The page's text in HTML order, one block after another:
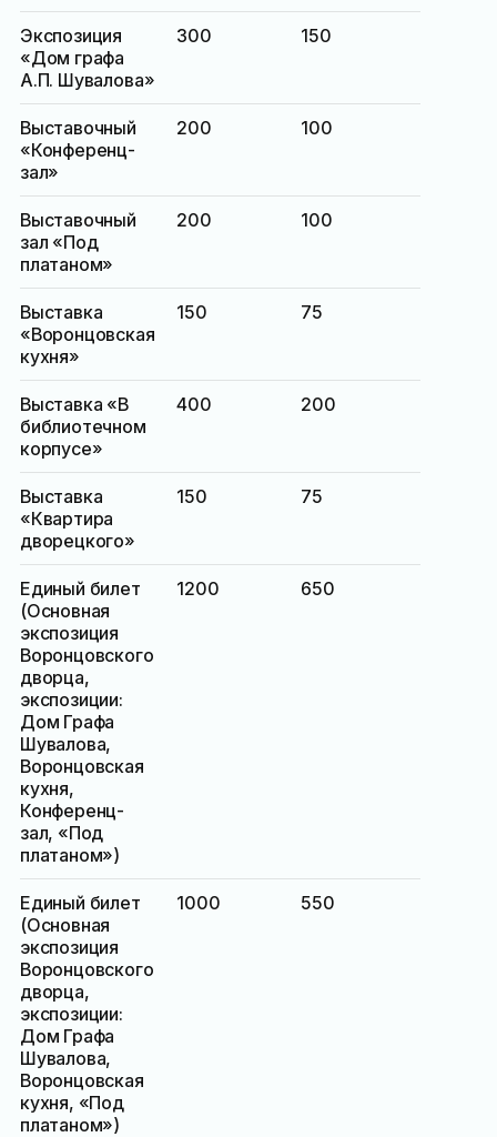
Экспозиция
«Дом графа
А.П. Шувалова»
300 150
Выставочный
«Конференц-
зал»
200 100
Выставочный
зал «Под
платаном»
200 100
Выставка
«Воронцовская
кухня»
150 75
Выставка «В
библиотечном
корпусе»
400 200
Выставка
«Квартира
дворецкого»
150 75
Единый билет
(Основная
экспозиция
Воронцовского
дворца,
экспозиции:
Дом Графа
Шувалова,
Воронцовская
кухня,
Конференц-
зал, «Под
платаном»)
1200 650
Единый билет
(Основная
экспозиция
Воронцовского
дворца,
экспозиции:
Дом Графа
Шувалова,
Воронцовская
кухня, «Под
платаном»)
1000 550